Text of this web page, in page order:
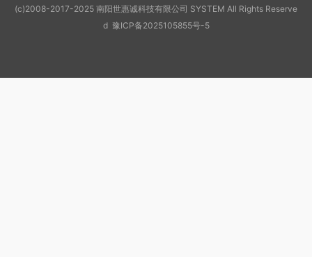
(c)2008-2017-2025 南阳世惠诚科技有限公司 SYSTEM All Rights Reserve
d 豫ICP备2025105855号-5